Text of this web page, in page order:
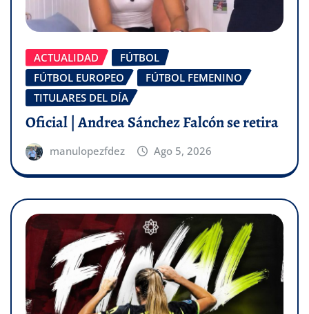
ACTUALIDAD
FÚTBOL
FÚTBOL EUROPEO
FÚTBOL FEMENINO
TITULARES DEL DÍA
Oficial | Andrea Sánchez Falcón se retira
manulopezfdez Ago 5, 2026